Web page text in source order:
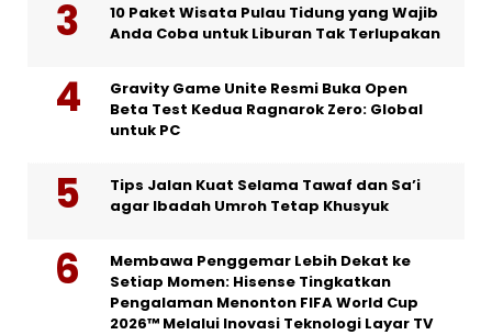
10 Paket Wisata Pulau Tidung yang Wajib
Anda Coba untuk Liburan Tak Terlupakan
Gravity Game Unite Resmi Buka Open
Beta Test Kedua Ragnarok Zero: Global
untuk PC
Tips Jalan Kuat Selama Tawaf dan Sa’i
agar Ibadah Umroh Tetap Khusyuk
Membawa Penggemar Lebih Dekat ke
Setiap Momen: Hisense Tingkatkan
Pengalaman Menonton FIFA World Cup
2026™ Melalui Inovasi Teknologi Layar TV